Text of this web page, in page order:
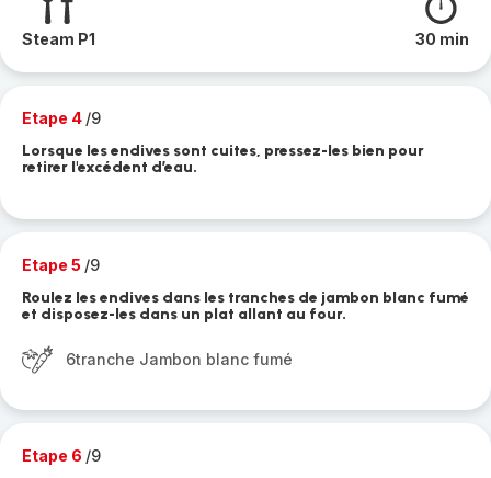
Steam P1 30 min
Etape 4 /9
Lorsque les endives sont cuites, pressez-les bien pour
retirer l'excédent d’eau.
Etape 5 /9
Roulez les endives dans les tranches de jambon blanc fumé
et disposez-les dans un plat allant au four.
6tranche Jambon blanc fumé
Etape 6 /9